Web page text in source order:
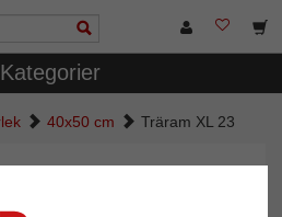
Kategorier
40x50 cm Träram XL 23